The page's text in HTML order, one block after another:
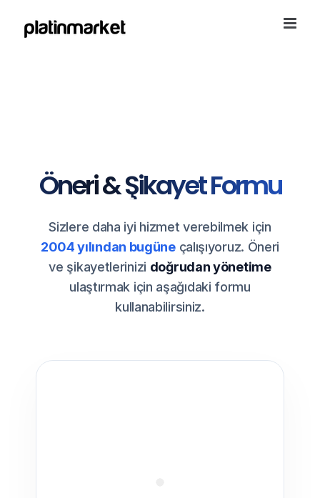
Öneri & Şikayet Formu
Sizlere daha iyi hizmet verebilmek için
2004 yılından bugüneçalışıyoruz. Öneri
ve şikayetlerinizi doğrudan yönetime
ulaştırmak için aşağıdaki formu
kullanabilirsiniz.